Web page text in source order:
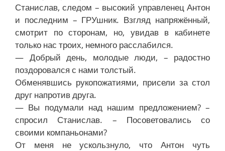
Станислав, следом – высокий управленец Антон
и последним – ГРУшник. Взгляд напряжённый,
смотрит по сторонам, но, увидав в кабинете
только нас троих, немного расслабился.
— Добрый день, молодые люди, – радостно
поздоровался с нами толстый.
Обменявшись рукопожатиями, присели за стол
друг напротив друга.
— Вы подумали над нашим предложением? –
спросил Станислав. – Посоветовались со
своими компаньонами?
От меня не ускользнуло, что Антон чуть